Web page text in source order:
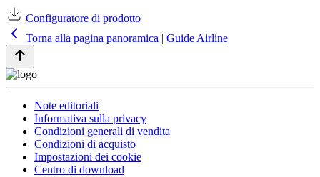
Configuratore di prodotto
Torna alla pagina panoramica | Guide Airline
Note editoriali
Informativa sulla privacy
Condizioni generali di vendita
Condizioni di acquisto
Impostazioni dei cookie
Centro di download